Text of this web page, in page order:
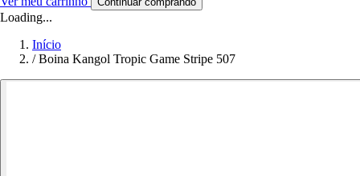
Loading...
Início
/ Boina Kangol Tropic Game Stripe 507